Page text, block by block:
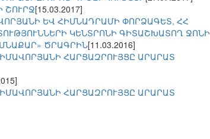
ՇՈՒՐՋ[15.03.2017]
ԵՎ ՀԻՄՆԱԴՐԱՄԻ ՓՈՐՁԱԳԵՏ, ՀՀ
ԿԵՆՏՐՈՆԻ ԳԻՏԱՇԽԱՏՈՂ ՋՈՆԻ
ԾՐԱԳՐԻՆ[11.03.2016]
ՀԱՐՑԱԶՐՈՒՅՑԸ ԱՐԱՐԱՏ
ՀԱՐՑԱԶՐՈՒՅՑԸ ԱՐԱՐԱՏ